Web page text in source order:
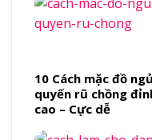
10 Cách mặc đồ ngủ
quyến rũ chồng
cao – Cực dễ